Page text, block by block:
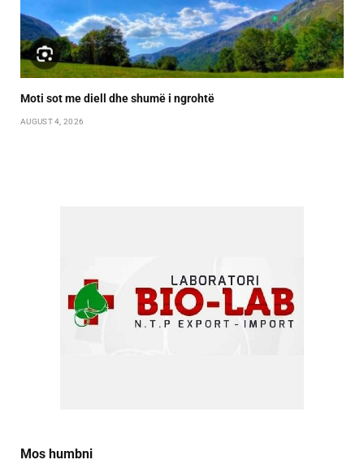
Moti sot me diell dhe shumë i ngrohtë
AUGUST 4, 2026
Mos humbni